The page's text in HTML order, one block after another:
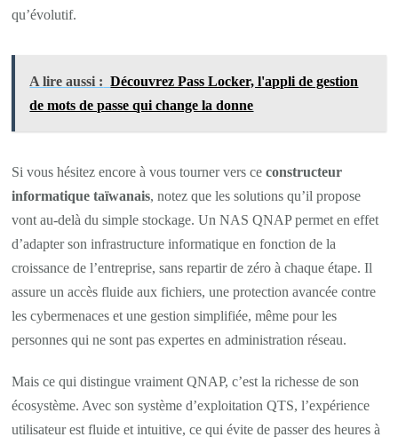
qu’évolutif.
A lire aussi : Découvrez Pass Locker, l'appli de gestion
de mots de passe qui change la donne
Si vous hésitez encore à vous tourner vers ce constructeur
informatique taïwanais, notez que les solutions qu’il propose
vont au-delà du simple stockage. Un NAS QNAP permet en effet
d’adapter son infrastructure informatique en fonction de la
croissance de l’entreprise, sans repartir de zéro à chaque étape. Il
assure un accès fluide aux fichiers, une protection avancée contre
les cybermenaces et une gestion simplifiée, même pour les
personnes qui ne sont pas expertes en administration réseau.
Mais ce qui distingue vraiment QNAP, c’est la richesse de son
écosystème. Avec son système d’exploitation QTS, l’expérience
utilisateur est fluide et intuitive, ce qui évite de passer des heures à